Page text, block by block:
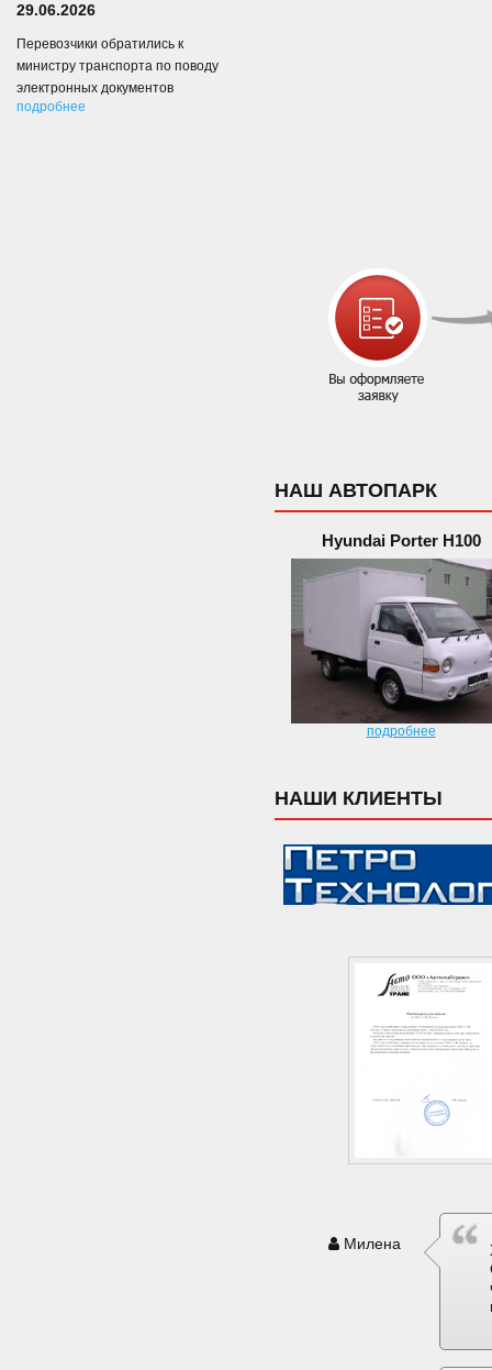
НАШ АВТОПАРК
Hyundai Porter H100
подробнее
НАШИ КЛИЕНТЫ
Милена
29.06.2026
Перевозчики обратились к
министру транспорта по поводу
электронных документов
подробнее